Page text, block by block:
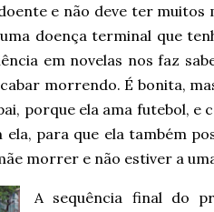
e não deve ter muitos
doença terminal que
em novelas nos faz
morrendo. É bonita,
porque ela ama futebol, e
ela, para que ela também
morrer e não estiver a
A sequência final do